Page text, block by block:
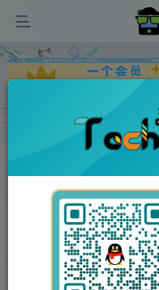
广告
五金机电网站
五金配件网站源码
网站源码